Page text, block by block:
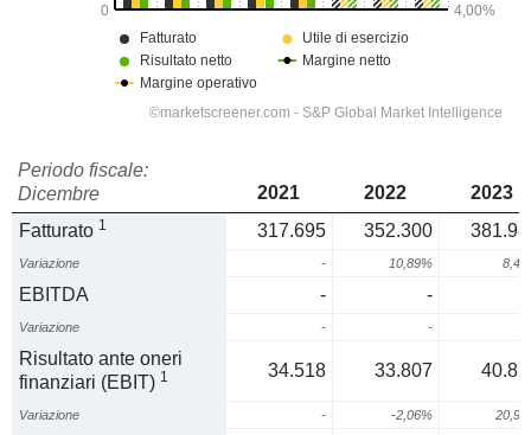
Periodo fiscale:
Dicembre
2021 2022
2023
Fatturato 1 317.695 352.300
Variazione - 10,89%
EBITDA - -
Variazione - -
Risultato ante oneri
finanziari (EBIT) 1 34.518 33.807
Variazione - -2,06%